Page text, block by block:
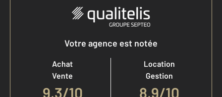
Votre agence est notée
Achat
Vente
9,3/10
Location
Gestion
8,9/10